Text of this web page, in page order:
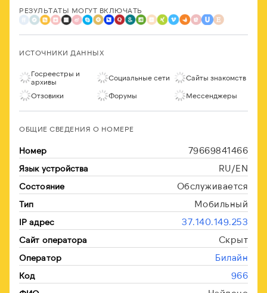
РЕЗУЛЬТАТЫ МОГУТ ВКЛЮЧАТЬ
ИСТОЧНИКИ ДАННЫХ
Госреестры и
архивы
Социальные сети Сайты знакомств
Отзовики Форумы Мессенджеры
ОБЩИЕ СВЕДЕНИЯ О НОМЕРЕ
Номер 79669841466
Язык устройства RU/EN
Состояние Обслуживается
Тип Мобильный
IP адрес 37.140.149.253
Сайт оператора Скрыт
Оператор Билайн
Код 966